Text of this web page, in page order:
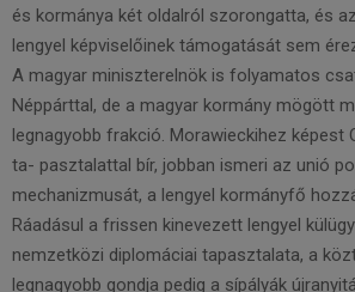
és kormánya két oldalról szorongatta, és
lengyel képviselőinek támogatását sem
A magyar miniszterelnök is folyamatos
Néppárttal, de a magyar kormány mögött
legnagyobb frakció. Morawieckihez képest
ta- pasztalattal bír, jobban ismeri az unió
mechanizmusát, a lengyel kormányfő
Ráadásul a frissen kinevezett lengyel
nemzetközi diplomáciai tapasztalata, a
legnagyobb gondja pedig a sípályák